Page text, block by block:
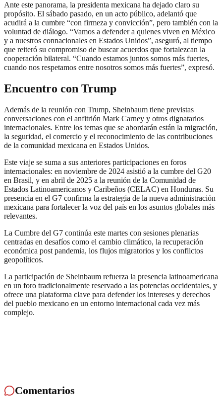
Ante este panorama, la presidenta mexicana ha dejado claro su
propósito. El sábado pasado, en un acto público, adelantó que
acudirá a la cumbre “con firmeza y convicción”, pero también con la
voluntad de diálogo. “Vamos a defender a quienes viven en México
y a nuestros connacionales en Estados Unidos”, aseguró, al tiempo
que reiteró su compromiso de buscar acuerdos que fortalezcan la
cooperación bilateral. “Cuando estamos juntos somos más fuertes,
cuando nos respetamos entre nosotros somos más fuertes”, expresó.
Encuentro con Trump
Además de la reunión con Trump, Sheinbaum tiene previstas
conversaciones con el anfitrión Mark Carney y otros dignatarios
internacionales. Entre los temas que se abordarán están la migración,
la seguridad, el comercio y el reconocimiento de las contribuciones
de la comunidad mexicana en Estados Unidos.
Este viaje se suma a sus anteriores participaciones en foros
internacionales: en noviembre de 2024 asistió a la cumbre del G20
en Brasil, y en abril de 2025 a la reunión de la Comunidad de
Estados Latinoamericanos y Caribeños (CELAC) en Honduras. Su
presencia en el G7 confirma la estrategia de la nueva administración
mexicana para fortalecer la voz del país en los asuntos globales más
relevantes.
La Cumbre del G7 continúa este martes con sesiones plenarias
centradas en desafíos como el cambio climático, la recuperación
económica post pandemia, los flujos migratorios y los conflictos
geopolíticos.
La participación de Sheinbaum refuerza la presencia latinoamericana
en un foro tradicionalmente reservado a las potencias occidentales, y
ofrece una plataforma clave para defender los intereses y derechos
del pueblo mexicano en un entorno internacional cada vez más
complejo.
Comentarios